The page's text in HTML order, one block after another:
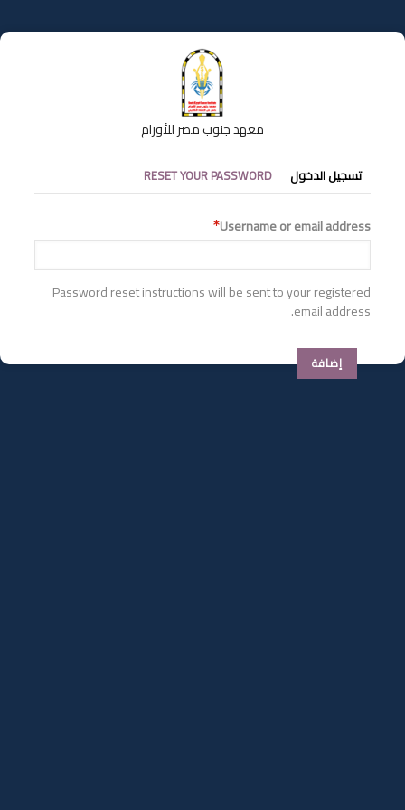
إلى
المحتوى
معهد جنوب مصر للأورام
التبويبات
الأساسية
تسجيل الدخول RESET YOUR PASSWORD
Username or email address
Password reset instructions will be sent to your registered
email address.